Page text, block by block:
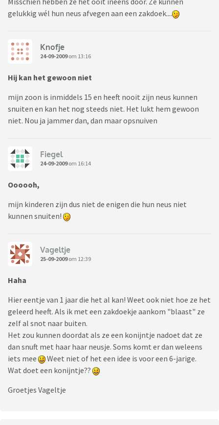
gelukkig wél hun neus afvegen aan een zakdoek....
Knofje
24-09-2009om 13:16
Hij kan het gewoon niet
mijn zoon is inmiddels 15 en heeft nooit zijn neus kunnen
snuiten en kan het nog steeds niet. Het lukt hem gewoon
niet. Nou ja jammer dan, dan maar opsnuiven
Fiegel
24-09-2009om 16:14
Oooooh,
mijn kinderen zijn dus niet de enigen die hun neus niet
kunnen snuiten!
Vageltje
25-09-2009om 12:39
Haha
Hier eentje van 1 jaar die het al kan! Weet ook niet hoe ze het
geleerd heeft. Als ik met een zakdoekje aankom "blaast" ze
zelf al snot naar buiten.
Het zou kunnen doordat als ze een konijntje nadoet dat ze
dan snuft met haar haar neusje. Soms komt er dan weleens
iets mee
Weet niet of het een idee is voor een 6-jarige.
Wat doet een konijntje??
Groetjes Vageltje